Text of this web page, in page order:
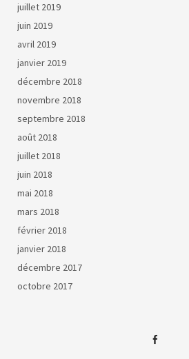
juillet 2019
juin 2019
avril 2019
janvier 2019
décembre 2018
novembre 2018
septembre 2018
août 2018
juillet 2018
juin 2018
mai 2018
mars 2018
février 2018
janvier 2018
décembre 2017
octobre 2017